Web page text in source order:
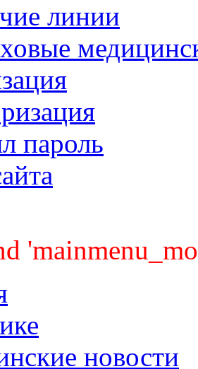
линии
пароль
новости